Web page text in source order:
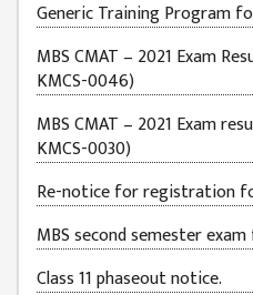
COUNSELING
INTERNSHIP
JOB
PLACEMENT
VACANCY
TENDER
MEDIA
Generic Training Program
MBS CMAT – 2021 Exam
KMCS-0046)
MBS CMAT – 2021 Exam
KMCS-0030)
Re-notice for registration
MBS second semester
Class 11 phaseout notice.